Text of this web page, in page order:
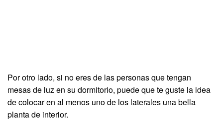
Por otro lado, si no eres de las personas que tengan
mesas de luz en su dormitorio, puede que te guste la idea
de colocar en al menos uno de los laterales una bella
planta de interior.